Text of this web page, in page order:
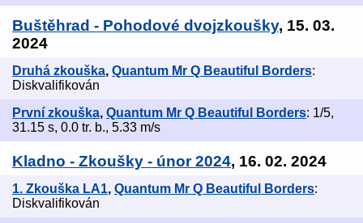
Buštěhrad - Pohodové dvojzkoušky, 15. 03.
2024
Druhá zkouška, Quantum Mr Q Beautiful Borders:
Diskvalifikován
První zkouška, Quantum Mr Q Beautiful Borders: 1/5,
31.15 s, 0.0 tr. b., 5.33 m/s
Kladno - Zkoušky - únor 2024, 16. 02. 2024
1. Zkouška LA1, Quantum Mr Q Beautiful Borders:
Diskvalifikován